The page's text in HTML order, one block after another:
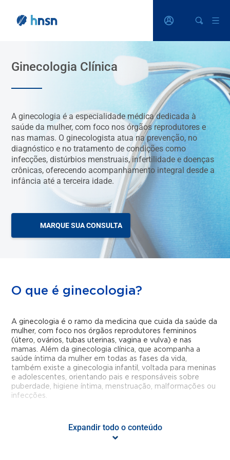
Ginecologia Clínica
A ginecologia é a especialidade médica dedicada à
saúde da mulher, com foco nos órgãos reprodutores e
nas mamas. O ginecologista atua na prevenção, no
diagnóstico e no tratamento de condições como
infecções, distúrbios menstruais, infertilidade e doenças
crônicas, oferecendo acompanhamento integral desde a
infância até a terceira idade.
MARQUE SUA CONSULTA
O que é ginecologia?
A ginecologia é o ramo da medicina que cuida da saúde da
mulher, com foco nos órgãos reprodutores femininos
(útero, ovários, tubas uterinas, vagina e vulva) e nas
mamas. Além da ginecologia clínica, que acompanha a
saúde íntima da mulher em todas as fases da vida,
também existe a ginecologia infantil, voltada para meninas
e adolescentes, orientando pais e responsáveis sobre
puberdade, higiene íntima, menstruação, malformações ou
infecções.
Expandir todo o conteúdo